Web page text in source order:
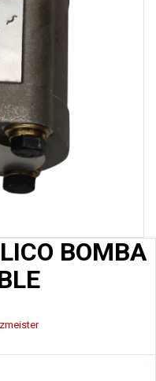
BOMBA